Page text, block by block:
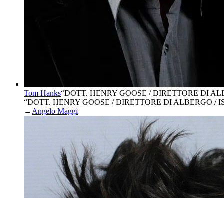
Tom Hanks“DOTT. HENRY GOOSE / DIRETTORE DI
“DOTT. HENRY GOOSE / DIRETTORE DI ALBERGO
→ Angelo Maggi